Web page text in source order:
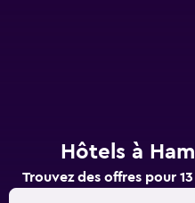
Hôtels à
Trouvez des offres pour